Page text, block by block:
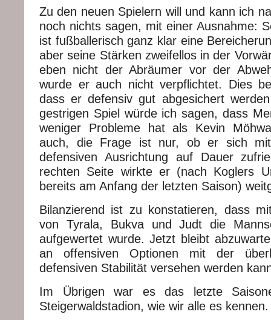
Zu den neuen Spielern will und kann ich
noch nichts sagen, mit einer Ausnahme:
ist fußballerisch ganz klar eine
aber seine Stärken zweifellos in der
eben nicht der Abräumer vor der
wurde er auch nicht verpflichtet. Dies
dass er defensiv gut abgesichert
gestrigen Spiel würde ich sagen, dass
weniger Probleme hat als Kevin
auch, die Frage ist nur, ob er sich
defensiven Ausrichtung auf Dauer
rechten Seite wirkte er (nach Koglers
bereits am Anfang der letzten Saison)
Bilanzierend ist zu konstatieren, dass
von Tyrala, Bukva und Judt die
aufgewertet wurde. Jetzt bleibt
an offensiven Optionen mit der
defensiven Stabilität versehen werden
Im Übrigen war es das letzte
Steigerwaldstadion, wie wir alle es kennen.